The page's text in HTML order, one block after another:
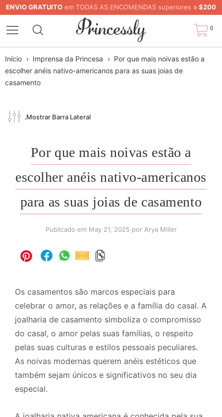
ENVIO GRATUITO em TODAS AS ENCOMENDAS superiores a $200
0
Início › Imprensa da Princesa › Por que mais noivas estão a
escolher anéis nativo-americanos para as suas joias de
casamento
Mostrar Barra Lateral
Por que mais noivas estão a
escolher anéis nativo-americanos
para as suas joias de casamento
Publicado em May 21, 2025 por Arya Miller
Os casamentos são marcos especiais para
celebrar o amor, as relações e a família do casal. A
joalharia de casamento simboliza o compromisso
do casal, o amor pelas suas famílias, o respeito
pelas suas culturas e estilos pessoais peculiares.
As noivas modernas querem anéis estéticos que
também sejam únicos e significativos no seu dia
especial.